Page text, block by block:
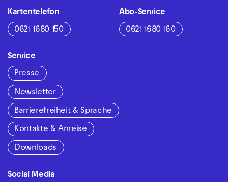
Kartentelefon
0621 1680 150
Abo-Service
0621 1680 160
Service
Presse
Newsletter
Barrierefreiheit & Sprache
Kontakte & Anreise
Downloads
Social Media